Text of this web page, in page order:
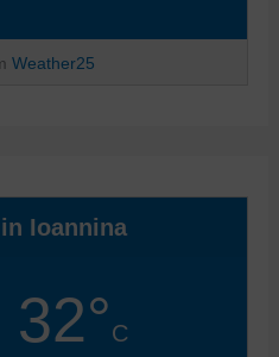
Weather25
Ioannina
32°C